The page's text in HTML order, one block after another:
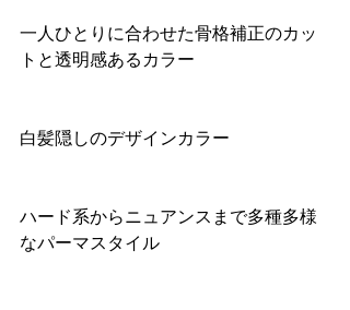
一人ひとりに合わせた骨格補正のカッ
トと透明感あるカラー
白髪隠しのデザインカラー
ハード系からニュアンスまで多種多様
なパーマスタイル